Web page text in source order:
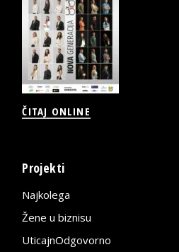
ČITAJ ONLINE
Projekti
Najkolega
Žene u biznisu
UticajnOdgovorno